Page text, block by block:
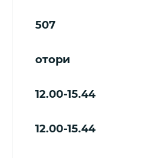
507
отори
12.00-15.44
12.00-15.44